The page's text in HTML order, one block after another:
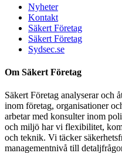
Nyheter
Kontakt
Säkert Företag
Säkert Företag
Sydsec.se
Om Säkert Företag
Säkert Företag analyserar och
inom företag, organisationer
arbetar med konsulter inom
och miljö har vi flexibilitet,
och teknik. Vi täcker
managementnivå till